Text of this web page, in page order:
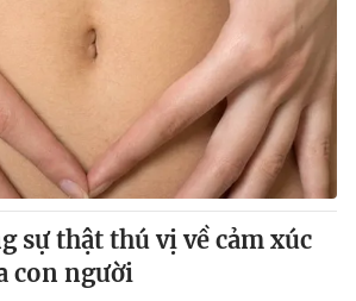
sự thật thú vị về cảm xúc
con người